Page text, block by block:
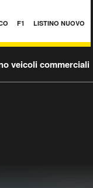
F1 LISTINO NUOVO
veicoli commerciali